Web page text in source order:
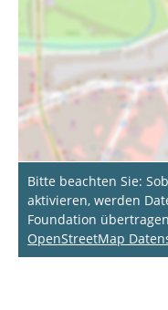
Bitte beachten Sie:
aktivieren, werden
Foundation
OpenStreetMap